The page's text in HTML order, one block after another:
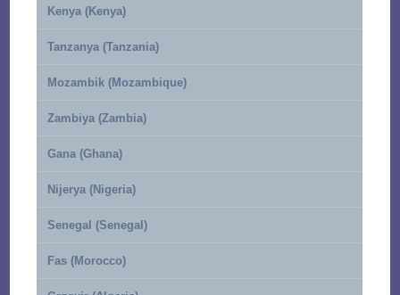
Kenya (Kenya)
Tanzanya (Tanzania)
Mozambik (Mozambique)
Zambiya (Zambia)
Gana (Ghana)
Nijerya (Nigeria)
Senegal (Senegal)
Fas (Morocco)